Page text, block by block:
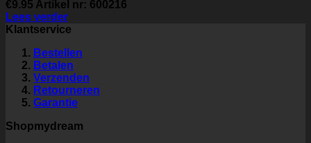
€9.95 Artikel nr: 600216
Lees verder
Klantservice
Bestellen
Betalen
Verzenden
Retourneren
Garantie
Shopmydream